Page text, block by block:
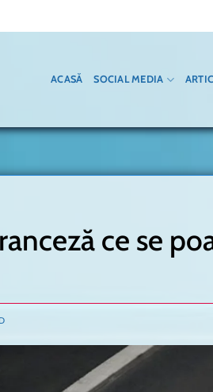
ACASĂ SOCIAL MEDIA
ce se